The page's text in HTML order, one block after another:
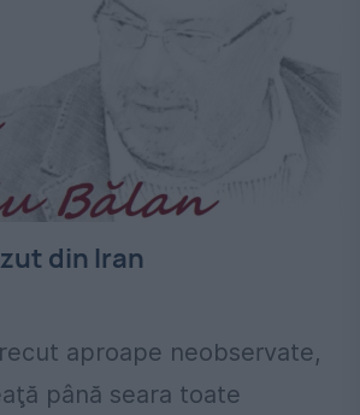
din Iran
aproape neobservate,
până seara toate